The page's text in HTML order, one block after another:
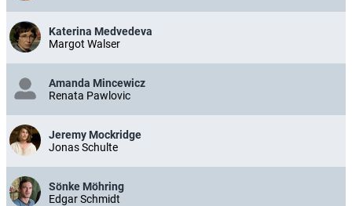
Katerina Medvedeva
Margot Walser
Amanda Mincewicz
Renata Pawlovic
Jeremy Mockridge
Jonas Schulte
Sönke Möhring
Edgar Schmidt